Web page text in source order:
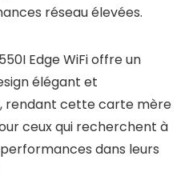
réseau élevées.
Edge WiFi offre un
élégant et
rendant cette carte mère
ceux qui recherchent à
dans leurs